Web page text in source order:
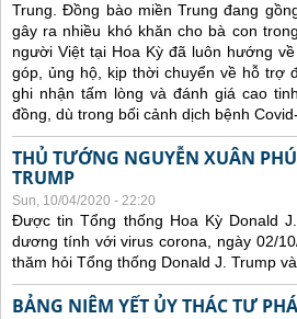
Trung. Đồng bào miền Trung đang
gây ra nhiều khó khăn cho bà con
người Việt tại Hoa Kỳ đã luôn hướng
góp, ủng hộ, kịp thời chuyển về hỗ trợ
ghi nhận tấm lòng và đánh giá cao
đồng, dù trong bối cảnh dịch bệnh
THỦ TƯỚNG NGUYỄN XUÂN
TRUMP
Sun, 10/04/2020 - 22:20
Được tin Tổng thống Hoa Kỳ Donald
dương tính với virus corona, ngày 02/
thăm hỏi Tổng thống Donald J. Trump
BẢNG NIÊM YẾT ỦY THÁC TƯ